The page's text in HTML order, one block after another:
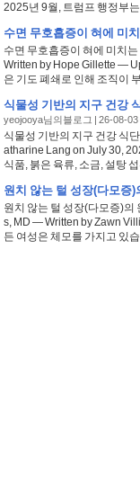
2025년 9월, 트럼프 행정부
수면 무호흡증이 혀에 미
수면 무호흡증이 혀에 미치
Written by Hope Gillette —
은 기도 폐쇄로 인해 조직이
식물성 기반의 지구 건강
yeojooya님의블로그 | 26-08-03
식물성 기반의 지구 건강 식
atharine Lang on July 30,
식품, 붉은 육류, 소금, 설탕
원치 않는 털 성장(다모증)
원치 않는 털 성장(다모증)
s, MD — Written by Zawn
든 여성은 체모를 가지고 있